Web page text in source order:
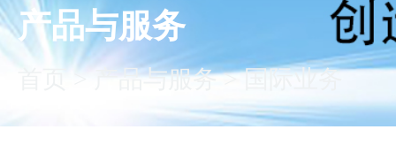
产品与服务
首页 > 产品与服务>国际业务